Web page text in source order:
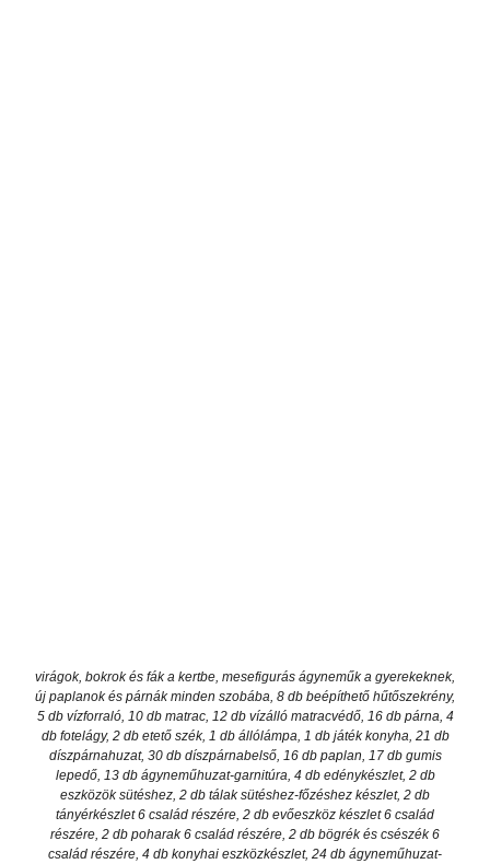
virágok, bokrok és fák a kertbe, mesefigurás ágyneműk a gyerekeknek,
új paplanok és párnák minden szobába, 8 db beépíthető hűtőszekrény,
5 db vízforraló, 10 db matrac, 12 db vízálló matracvédő, 16 db párna, 4
db fotelágy, 2 db etető szék, 1 db állólámpa, 1 db játék konyha, 21 db
díszpárnahuzat, 30 db díszpárnabelső, 16 db paplan, 17 db gumis
lepedő, 13 db ágyneműhuzat-garnitúra, 4 db edénykészlet, 2 db
eszközök sütéshez, 2 db tálak sütéshez-főzéshez készlet, 2 db
tányérkészlet 6 család részére, 2 db evőeszköz készlet 6 család
részére, 2 db poharak 6 család részére, 2 db bögrék és csészék 6
család részére, 4 db konyhai eszközkészlet, 24 db ágyneműhuzat-